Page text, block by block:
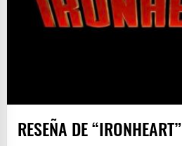
RESEÑA DE “IRONHEART”